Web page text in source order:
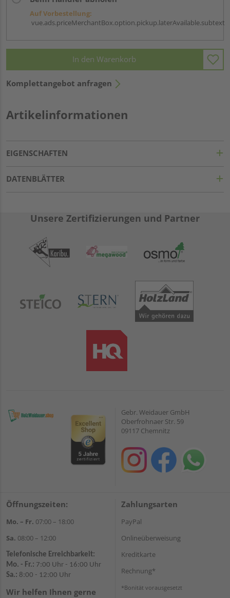
Auf Vorbestellung:
vue.ads.priceMerchantBox.option.pickup.laterAvailable.subtext
In den Warenkorb
Komplettangebot anfragen
Artikelinformationen
EIGENSCHAFTEN
DATENBLÄTTER
Unsere Zertifizierungen und Partner
Gebr. Weidauer GmbH
Oberfrohnaer Str. 59
09117 Chemnitz
Öffnungszeiten:
Mo. – Fr. 07:00 – 18:00
Sa. 08:00 – 12:00
Telefonische Erreichbarkeit:
Mo. - Fr.: 7:00 Uhr - 16:00 Uhr
Sa.: 8:00 - 12:00 Uhr
Wir helfen Ihnen gerne
Zahlungsarten
PayPal
Onlineüberweisung
Kreditkarte
Rechnung*
*Bonität vorausgesetzt